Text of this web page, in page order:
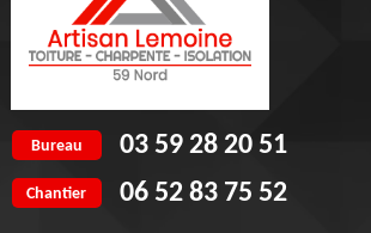
Bureau 03 59 28 20 51
Chantier 06 52 83 75 52